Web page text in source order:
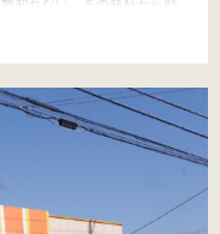
知れない。あの熱狂から時
摩郡仕様のCB750Fを1/24